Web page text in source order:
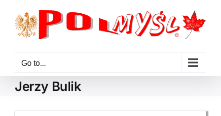
content
Go to...
Jerzy Bulik